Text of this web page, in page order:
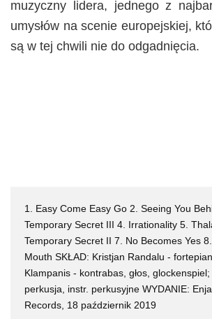
muzyczny lidera, jednego z
umysłów na scenie europejskiej,
są w tej chwili nie do odgadnięcia.
1. Easy Come Easy Go 2. Seeing You
Temporary Secret III 4. Irrationality 5.
Temporary Secret II 7. No Becomes Yes
Mouth SKŁAD: Kristjan Randalu -
Klampanis - kontrabas, głos,
perkusja, instr. perkusyjne WYDANIE:
Records, 18 październik 2019